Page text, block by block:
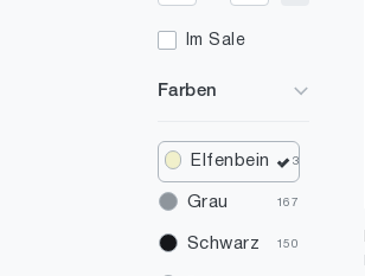
Im Sale
Farben
Elfenbein 3
Grau 167
Schwarz 150